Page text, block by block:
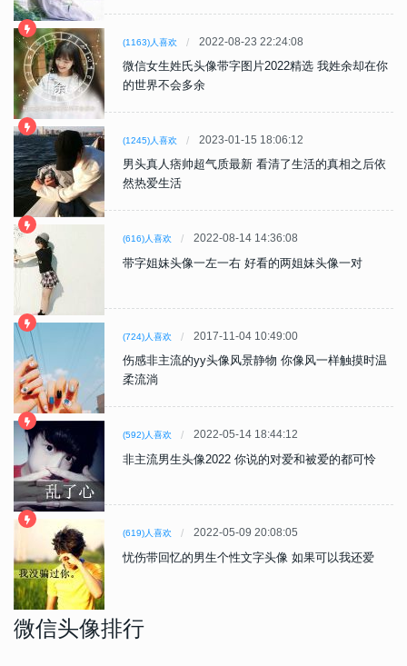
(1163)人喜欢 2022-08-23 22:24:08
微信女生姓氏头像带字图片2022精选 我姓余却在你
的世界不会多余
(1245)人喜欢 2023-01-15 18:06:12
男头真人痞帅超气质最新 看清了生活的真相之后依
然热爱生活
(616)人喜欢 2022-08-14 14:36:08
带字姐妹头像一左一右 好看的两姐妹头像一对
(724)人喜欢 2017-11-04 10:49:00
伤感非主流的yy头像风景静物 你像风一样触摸时温
柔流淌
(592)人喜欢 2022-05-14 18:44:12
非主流男生头像2022 你说的对爱和被爱的都可怜
(619)人喜欢 2022-05-09 20:08:05
忧伤带回忆的男生个性文字头像 如果可以我还爱
微信头像排行